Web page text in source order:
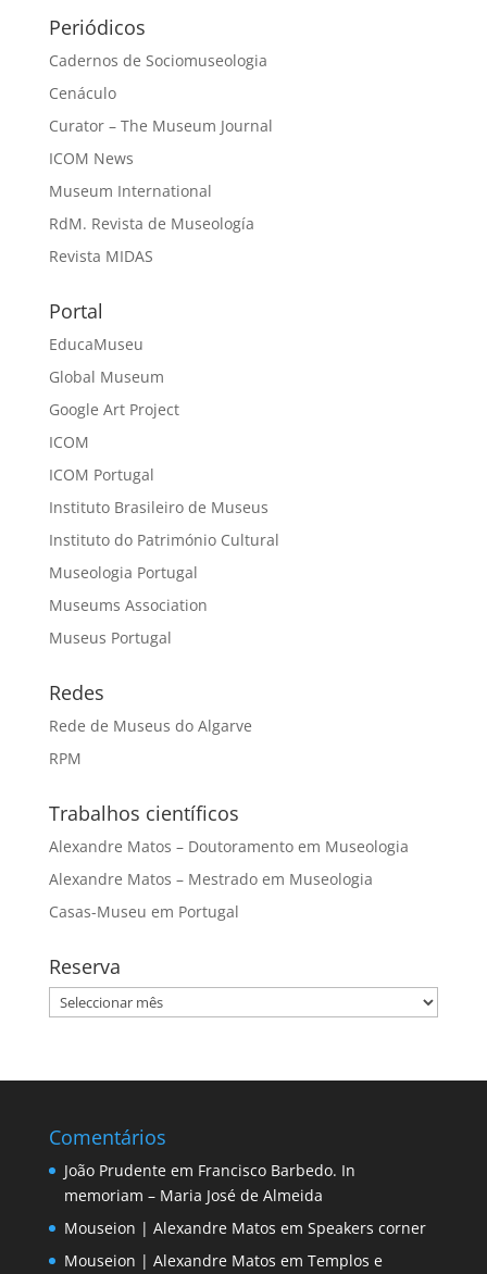
Periódicos
Cadernos de Sociomuseologia
Cenáculo
Curator – The Museum Journal
ICOM News
Museum International
RdM. Revista de Museología
Revista MIDAS
Portal
EducaMuseu
Global Museum
Google Art Project
ICOM
ICOM Portugal
Instituto Brasileiro de Museus
Instituto do Património Cultural
Museologia Portugal
Museums Association
Museus Portugal
Redes
Rede de Museus do Algarve
RPM
Trabalhos científicos
Alexandre Matos – Doutoramento em Museologia
Alexandre Matos – Mestrado em Museologia
Casas-Museu em Portugal
Reserva
Reserva
Comentários
João Prudenteem Francisco Barbedo. In
memoriam – Maria José de Almeida
Mouseion | Alexandre Matos em Speakers corner
Mouseion | Alexandre Matos em Templos e